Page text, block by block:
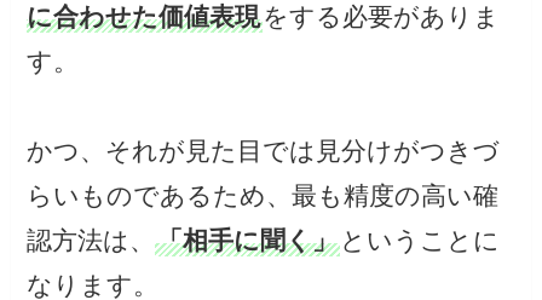
に合わせた価値表現をする必要がありま
す。
かつ、それが見た目では見分けがつきづ
らいものであるため、最も精度の高い確
認方法は、「相手に聞く」 ということに
なります。